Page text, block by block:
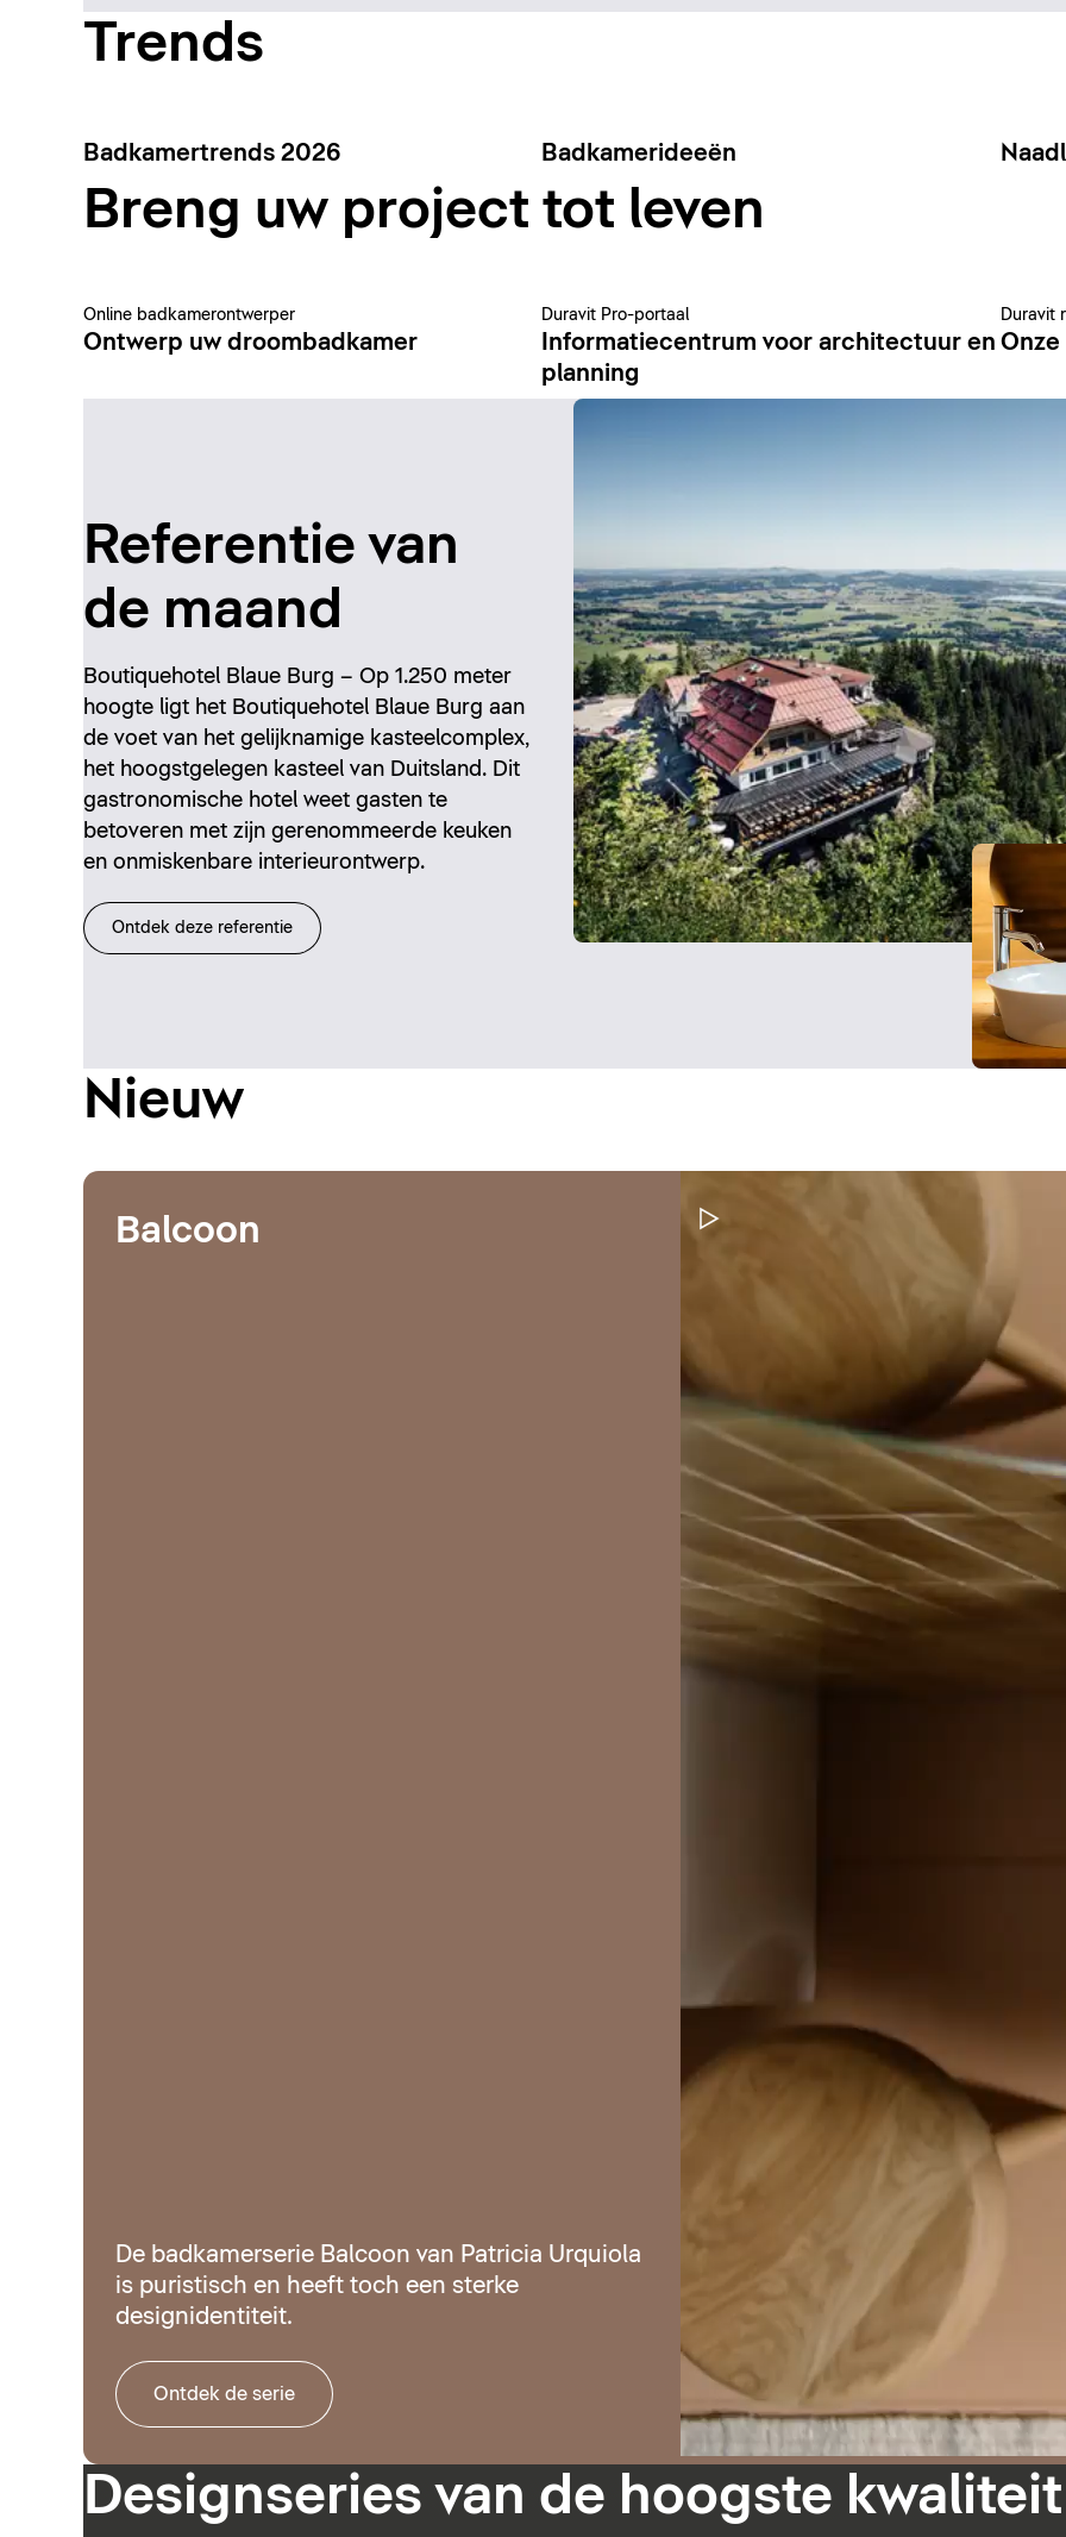
Trends
Badkamertrends 2026 Badkamerideeën
Breng uw project tot leven
Online badkamerontwerper
Ontwerp uw droombadkamer
Duravit Pro-portaal
Informatiecentrum voor architectuur en
planning
Duravit
Referentie van
de maand
Boutiquehotel Blaue Burg – Op 1.250 meter
hoogte ligt het Boutiquehotel Blaue Burg aan
de voet van het gelijknamige kasteelcomplex,
het hoogstgelegen kasteel van Duitsland. Dit
gastronomische hotel weet gasten te
betoveren met zijn gerenommeerde keuken
en onmiskenbare interieurontwerp.
Ontdek deze referentie
Nieuw
Video pauzeren
Balcoon
De badkamerserie Balcoon van Patricia Urquiola
is puristisch en heeft toch een sterke
designidentiteit.
Ontdek de serie
Designseries van de hoogste kwaliteit